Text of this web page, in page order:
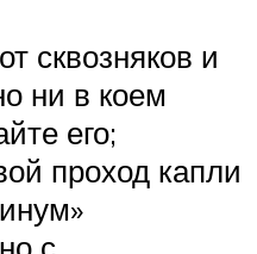
сквозняков и
ни в коем
его;
проход капли
с